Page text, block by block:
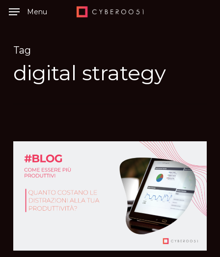
Skip
main
content
Menu
Tag
digital strategy